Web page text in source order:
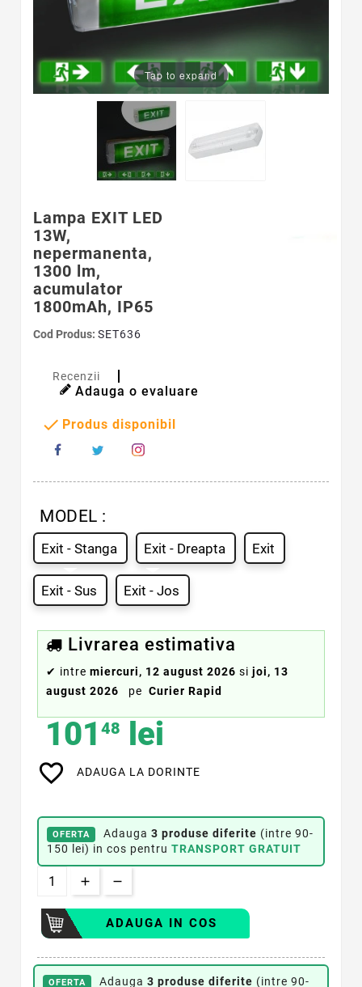
Tap to expand
Lampa EXIT LED
13W,
nepermanenta,
1300 lm,
acumulator
1800mAh, IP65
Cod Produs: SET636
Recenzii
Adauga o evaluare
 Produs disponibil
MODEL :
Exit - Stanga Exit - Dreapta Exit
Exit - Sus Exit - Jos
Livrarea estimativa
✔ intre miercuri, 12 august 2026 si joi, 13
august 2026
pe Curier Rapid
101 48 lei
favorite_border ADAUGA LA DORINTE
OFERTA Adauga 3 produse diferite (intre 90-
150 lei) in cos pentru TRANSPORT GRATUIT
ADAUGA IN COS
OFERTA Adauga 3 produse diferite (intre 90-